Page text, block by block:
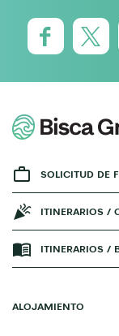
SOLICITUD DE
ITINERARIOS /
ITINERARIOS /
ALOJAMIENTO